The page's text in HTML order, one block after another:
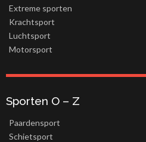
Extreme sporten
Krachtsport
Luchtsport
Motorsport
Sporten O – Z
Paardensport
Schietsport